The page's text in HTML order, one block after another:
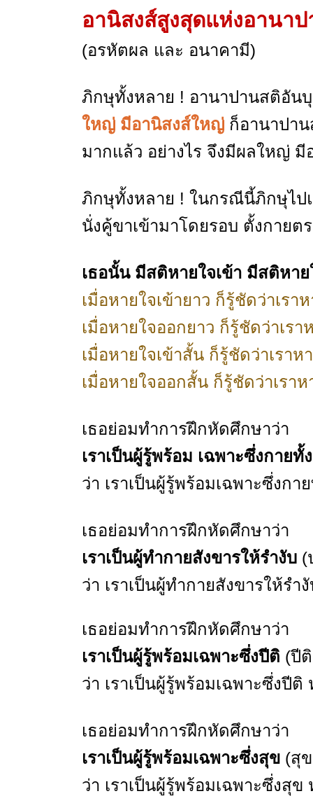
อานิสงส์สูงสุดแห่งอานา
(อรหัตผล และ อนาคามี)
ภิกษุทั้งหลาย ! อานาปานสติอัน
ใหญ่ มีอานิสงส์ใหญ่ ก็อานาปา
มากแล้ว อย่างไร จึงมีผลใหญ่
ภิกษุทั้งหลาย ! ในกรณีนี้ภิกษุไป
นั่งคู้ขาเข้ามาโดยรอบ ตั้งกายต
เธอนั้น มีสติหายใจเข้า มีสติหาย
เมื่อหายใจเข้ายาว ก็รู้ชัดว่าเรา
เมื่อหายใจออกยาว ก็รู้ชัดว่าเรา
เมื่อหายใจเข้าสั้น ก็รู้ชัดว่าเราห
เมื่อหายใจออกสั้น ก็รู้ชัดว่าเรา
เธอย่อมทำการฝึกหัดศึกษาว่า
เราเป็นผู้รู้พร้อม เฉพาะซึ่งกายทั้
ว่า เราเป็นผู้รู้พร้อมเฉพาะซึ่งกา
เธอย่อมทำการฝึกหัดศึกษาว่า
เราเป็นผู้ทำกายสังขารให้รำงับ (
ว่า เราเป็นผู้ทำกายสังขารให้รำ
เธอย่อมทำการฝึกหัดศึกษาว่า
เราเป็นผู้รู้พร้อมเฉพาะซึ่งปีติ (ปี
ว่า เราเป็นผู้รู้พร้อมเฉพาะซึ่งปีติ
เธอย่อมทำการฝึกหัดศึกษาว่า
เราเป็นผู้รู้พร้อมเฉพาะซึ่งสุข (สุ
ว่า เราเป็นผู้รู้พร้อมเฉพาะซึ่งสุข